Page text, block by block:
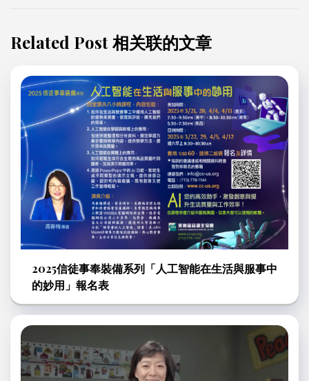
Related Post 相关联的文章
2025信徒事奉裝備系列「人工智能在生活與服事中
的妙用」報名表